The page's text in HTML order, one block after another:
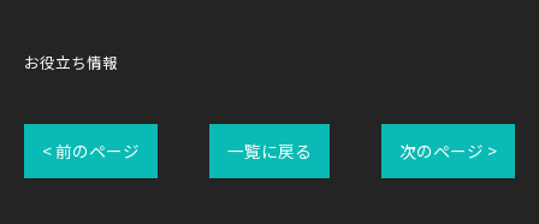
お役立ち情報
< 前のページ 一覧に戻る 次のページ >